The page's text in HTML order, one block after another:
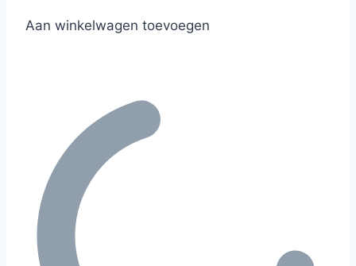
Aan winkelwagen toevoegen